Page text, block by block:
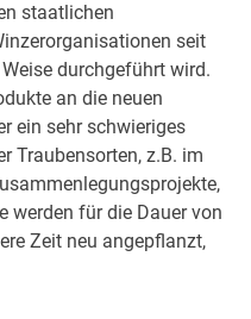
staatlichen
seit
durchgeführt wird.
an die neuen
ein sehr schwieriges
Traubensorten, z.B. im
werden für die Dauer von
Zeit neu angepflanzt,